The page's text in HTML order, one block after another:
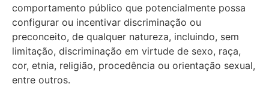
comportamento público que potencialmente possa
configurar ou incentivar discriminação ou
preconceito, de qualquer natureza, incluindo, sem
limitação, discriminação em virtude de sexo, raça,
cor, etnia, religião, procedência ou orientação sexual,
entre outros.